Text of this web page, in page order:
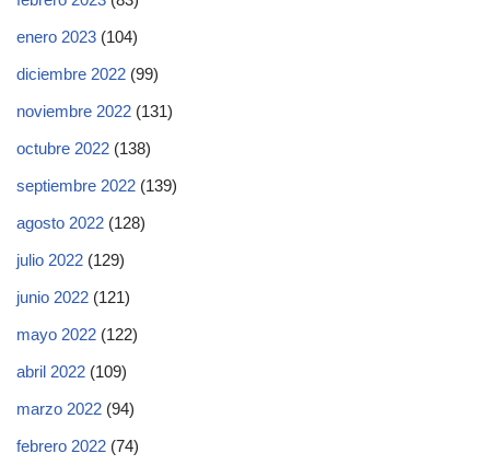
enero 2023 (104)
diciembre 2022 (99)
noviembre 2022 (131)
octubre 2022 (138)
septiembre 2022 (139)
agosto 2022 (128)
julio 2022 (129)
junio 2022 (121)
mayo 2022 (122)
abril 2022 (109)
marzo 2022 (94)
febrero 2022 (74)